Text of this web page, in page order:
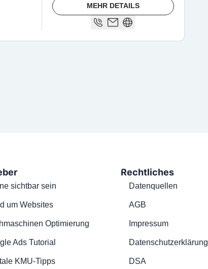
MEHR DETAILS
sichtbar sein
um Websites
Optimierung
Ads Tutorial
KMU-Tipps
Rechtliches
Datenquellen
AGB
Impressum
Datenschutzerklärung
DSA